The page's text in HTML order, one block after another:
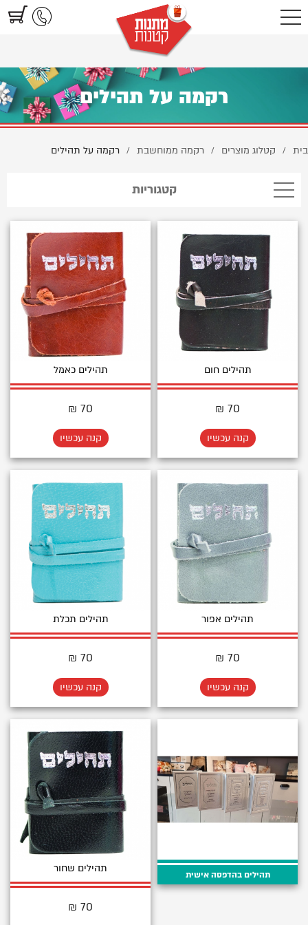
https://www.littlegifts.co.il/%D7%A8%D7%A7%D7%9E%D7%94-
%D7%A2%D7%9C-%D7%AA%D7%94%D7%99%D7%9C%D7%99%D7%9D/
רקמה על תהילים
בית / קטלוג מוצרים / רקמה ממוחשבת / רקמה על תהילים
קטגוריות
תהילים חום
70 ₪
קנה עכשיו
תהילים כאמל
70 ₪
קנה עכשיו
תהילים אפור
70 ₪
קנה עכשיו
תהילים תכלת
70 ₪
קנה עכשיו
תהילים בהדפסה אישית תהילים שחור
70 ₪